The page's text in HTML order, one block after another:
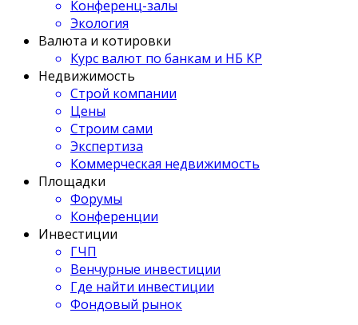
Конференц-залы
Экология
Валюта и котировки
Курс валют по банкам и НБ КР
Недвижимость
Строй компании
Цены
Строим сами
Экспертиза
Коммерческая недвижимость
Площадки
Форумы
Конференции
Инвестиции
ГЧП
Венчурные инвестиции
Где найти инвестиции
Фондовый рынок